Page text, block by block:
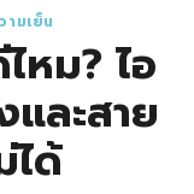
ามเย็น
หม? ไอ
ละสาย
ได้